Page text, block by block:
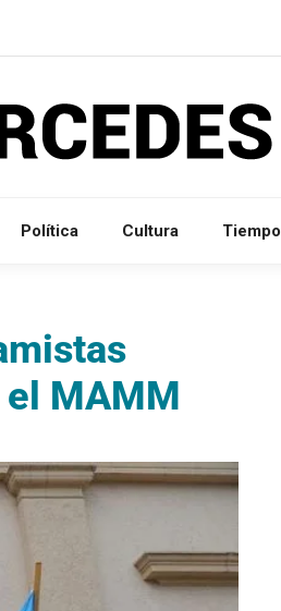
Política Cultura Tiempo
el MAMM